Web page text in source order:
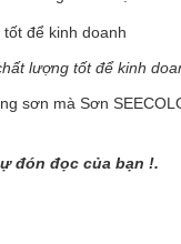
lượng tốt để kinh
sơn mà Sơn
đón đọc của bạn !.